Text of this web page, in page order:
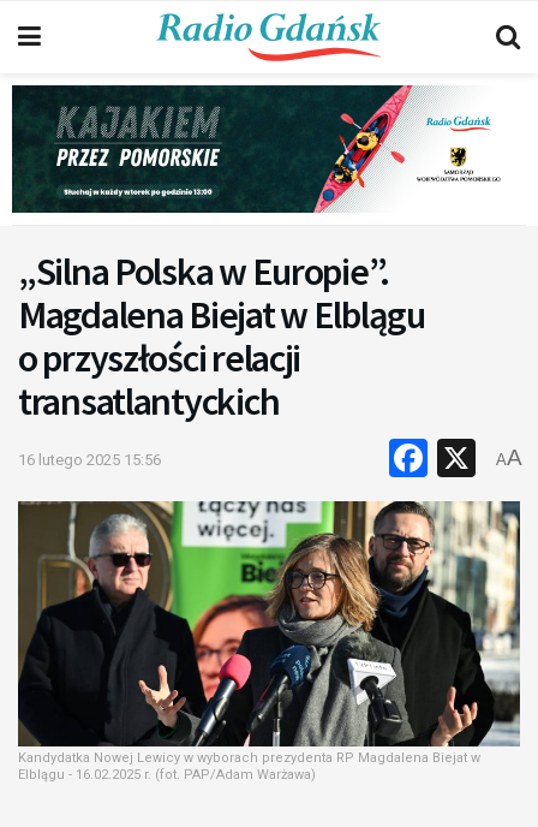
„Silna Polska w Europie”.
Magdalena Biejat w Elblągu
o przyszłości relacji
transatlantyckich
16 lutego 2025 15:56 X
AA
Kandydatka Nowej Lewicy w wyborach prezydenta RP Magdalena Biejat w
Elblągu - 16.02.2025 r. (fot. PAP/Adam Warżawa)